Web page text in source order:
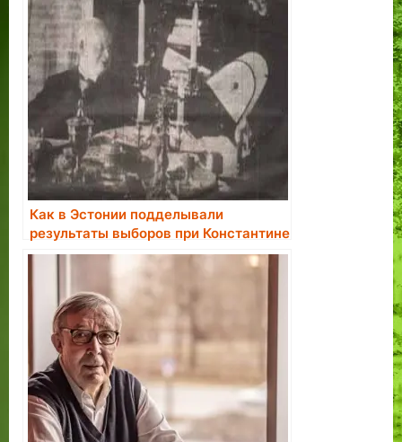
Как в Эстонии подделывали
результаты выборов при Константине
Пятсе.